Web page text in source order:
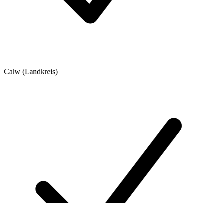
Calw (Landkreis)